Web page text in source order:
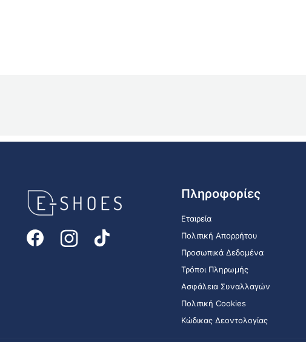
Πληροφορίες
Εταιρεία
Πολιτική Απορρήτου
Προσωπικά Δεδομένα
Τρόποι Πληρωμής
Ασφάλεια Συναλλαγών
Πολιτική Cookies
Κώδικας Δεοντολογίας